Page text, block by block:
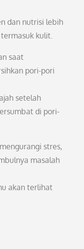
dan nutrisi lebih
kulit.
saat
pori-pori
setelah
di pori-
stres,
masalah
akan terlihat